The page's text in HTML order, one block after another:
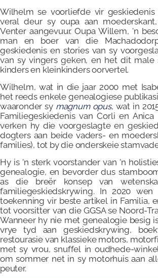
Wilhelm se voorliefde vir
veral deur sy oupa aan
Venter aangevuur. Oupa Willem, 'n
man en boer van die
geskiedenis en stories van sy
van sy vingers geken, en het dit male
kinders en kleinkinders oorvertel.
Wilhelm, wat in die jaar 2000 met
het reeds enkele genealogiese
waaronder sy magnum opus, wat in
Familiegeskiedenis van Corli en Anica
verken hy die voorgeslagte en
dogters aan beide vaders- en
families), tot by die onderskeie
Hy is 'n sterk voorstander van 'n
genealogie, en bevorder dus
as die breër konsep van
familiegeskiedskrywing. In 2020
toekenning vir beste artikel in Familia,
tot voorsitter van die GGSA se Noord-
Wanneer hy nie met genealogie besig
vrye tyd aan geskiedskrywing,
restourasie van klassieke motors,
met sy vrou, snuffel in oudhede-
om sommer net in sy motorhuis aan
peuter.